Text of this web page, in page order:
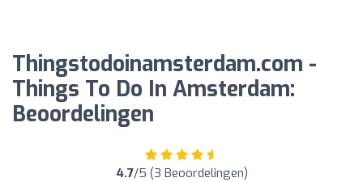
Thingstodoinamsterdam.com -
Things To Do In Amsterdam:
Beoordelingen
4.7/5 (3 Beoordelingen)